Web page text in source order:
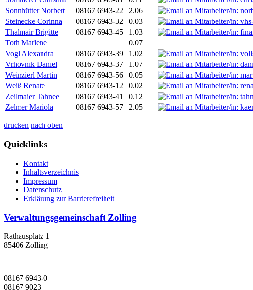
Sonnhütter Norbert
08167 6943-22 2.06
Steinecke Corinna
08167 6943-32 0.03
Thalmair Brigitte
08167 6943-45 1.03
Toth Marlene
0.07
Vogl Alexandra
08167 6943-39 1.02
Vrhovnik Daniel
08167 6943-37 1.07
Weinzierl Martin
08167 6943-56 0.05
Weiß Renate
08167 6943-12 0.02
Zeilmaier Tahnee
08167 6943-41 0.12
Zelmer Mariola
08167 6943-57 2.05
drucken nach oben
Quicklinks
Kontakt
Inhaltsverzeichnis
Impressum
Datenschutz
Erklärung zur Barrierefreiheit
Verwaltungsgemeinschaft Zolling
Rathausplatz 1
85406 Zolling
08167 6943-0
08167 9023